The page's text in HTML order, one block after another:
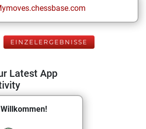
EINZELERGEBNISSE
Latest App
Willkommen!